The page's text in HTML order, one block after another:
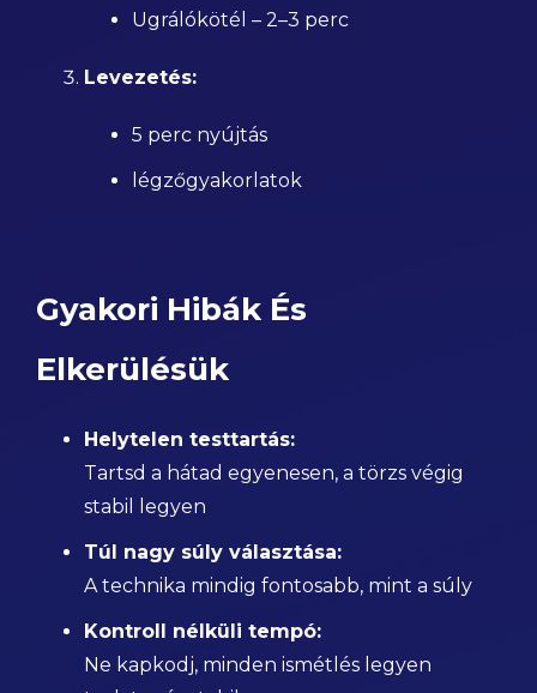
Ugrálókötél – 2–3 perc
Levezetés:
5 perc nyújtás
légzőgyakorlatok
Gyakori Hibák És
Elkerülésük
Helytelen testtartás:
Tartsd a hátad egyenesen, a törzs végig
stabil legyen
Túl nagy súly választása:
A technika mindig fontosabb, mint a súly
Kontroll nélküli tempó:
Ne kapkodj, minden ismétlés legyen